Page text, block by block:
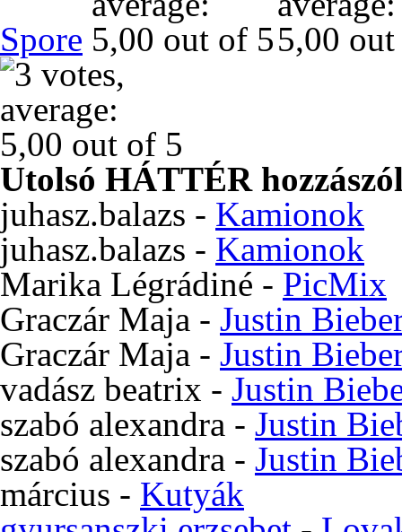
Spore
Utolsó HÁTTÉR
juhasz.balazs - Kamionok
juhasz.balazs - Kamionok
Marika Légrádiné - PicMix
Graczár Maja - Justin
Graczár Maja - Justin
vadász beatrix - Justin
szabó alexandra - Justin
szabó alexandra - Justin
március - Kutyák